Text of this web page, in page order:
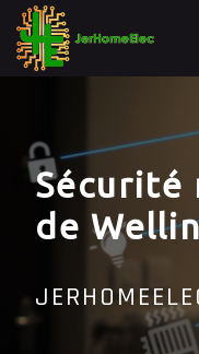
Sécurité
de
Panneau de gestion